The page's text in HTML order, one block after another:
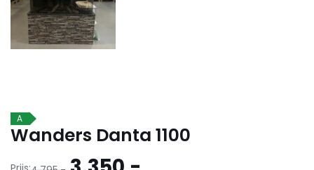
A
Wanders Danta 1100